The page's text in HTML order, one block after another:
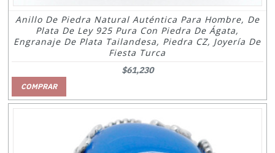
Anillo De Piedra Natural Auténtica Para Hombre, De
Plata De Ley 925 Pura Con Piedra De Ágata,
Engranaje De Plata Tailandesa, Piedra CZ, Joyería De
Fiesta Turca
$61,230
COMPRAR